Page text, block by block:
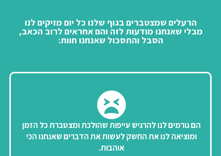
הרעלים שמצטברים בגוף שלנו כל יום מזיקים לנו
מבלי שאנחנו מודעות לזה והם אחראים לרוב הכאב,
הסבל והתסכול שאנחנו חוות:
הם גורמים לנו להרגיש עייפות שהולכת ומצטברת כל הזמן
ומוציאה לנו את החשק לעשות את הדברים שאנחנו הכי
אוהבות.